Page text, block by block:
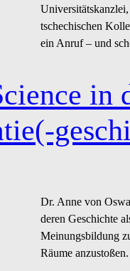
tschechischen
ein Anruf – und
in
Dr. Anne von
deren Geschichte
Meinungsbildung
Räume